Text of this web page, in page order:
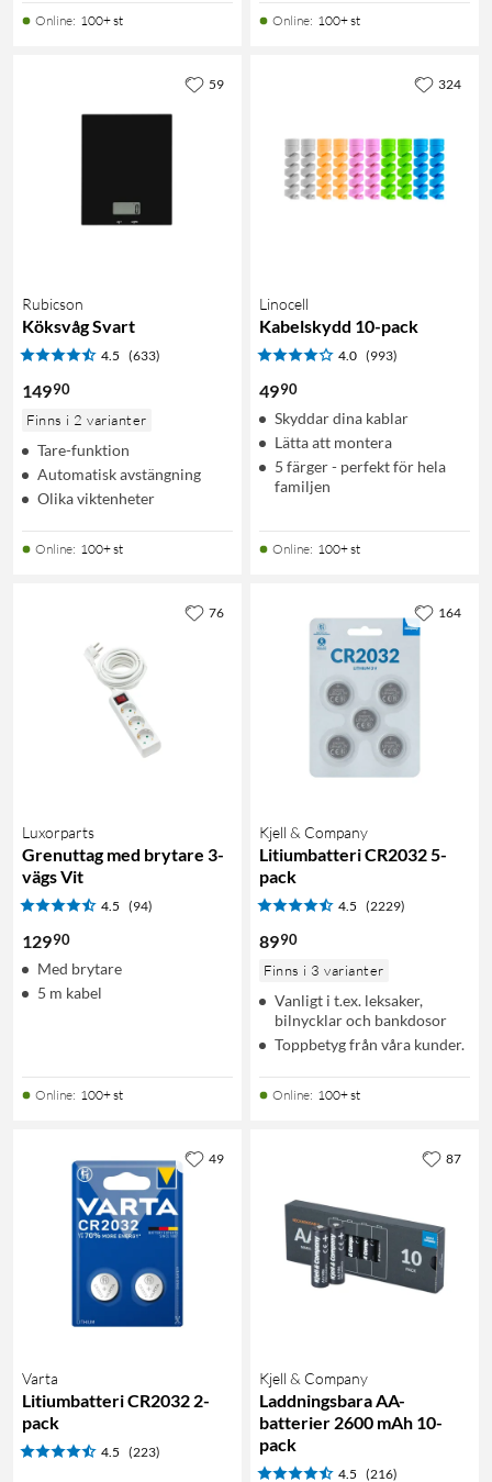
Online: 100+ st Online: 100+ st
Rubicson
Köksvåg Svart
4.5 (633)
14990
Finns i 2 varianter
Tare-funktion
Automatisk avstängning
Olika viktenheter
Online: 100+ st
59
Linocell
Kabelskydd 10-pack
4.0 (993)
4990
Skyddar dina kablar
Lätta att montera
5 färger - perfekt för hela
familjen
Online: 100+ st
324
Luxorparts
Grenuttag med brytare 3-
vägs Vit
4.5 (94)
12990
Med brytare
5 m kabel
Online: 100+ st
76
Kjell & Company
Litiumbatteri CR2032 5-
pack
4.5 (2229)
8990
Finns i 3 varianter
Vanligt i t.ex. leksaker,
bilnycklar och bankdosor
Toppbetyg från våra kunder.
Online: 100+ st
164
Varta
Litiumbatteri CR2032 2-
pack
4.5 (223)
49
Kjell & Company
Laddningsbara AA-
batterier 2600 mAh 10-
pack
4.5 (216)
87